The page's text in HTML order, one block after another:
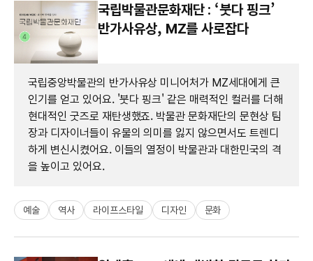
국립박물관문화재단 : ‘붓다 핑크’
반가사유상, MZ를 사로잡다
국립중앙박물관의 반가사유상 미니어처가 MZ세대에게 큰
인기를 얻고 있어요. '붓다 핑크' 같은 매력적인 컬러를 더해
현대적인 굿즈로 재탄생했죠. 박물관 문화재단의 문현상 팀
장과 디자이너들이 유물의 의미를 잃지 않으면서도 트렌디
하게 변신시켰어요. 이들의 열정이 박물관과 대한민국의 격
을 높이고 있어요.
예술 역사 라이프스타일 디자인 문화